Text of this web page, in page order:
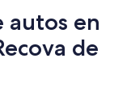
autos en
de